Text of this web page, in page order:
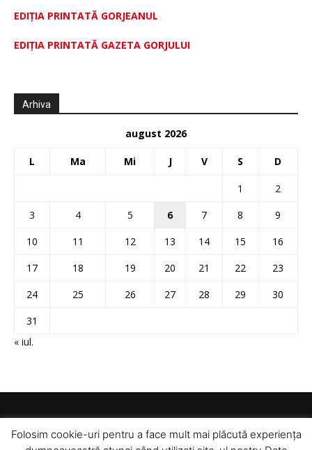
EDIȚIA PRINTATĂ GORJEANUL
EDIŢIA PRINTATĂ GAZETA GORJULUI
Arhiva
august 2026
L Ma Mi J V S D
1
2
3
4 5 6 7 8
9
10
11 12 13 14 15
16
17
18 19 20 21 22
23
24
25 26 27 28 29
30
31
« iul.
Folosim cookie-uri pentru a face mult mai plăcută experiența